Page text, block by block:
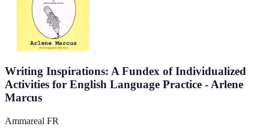
Writing Inspirations: A Fundex of Individualized
Activities for English Language Practice - Arlene
Marcus
Ammareal FR